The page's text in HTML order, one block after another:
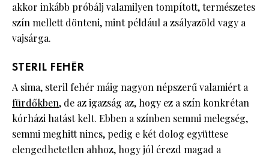
akkor inkább próbálj valamilyen tompított, természetes
szín mellett dönteni, mint például a zsályazöld vagy a
vajsárga.
STERIL FEHÉR
A sima, steril fehér máig nagyon népszerű valamiért a
fürdőkben, de az igazság az, hogy ez a szín konkrétan
kórházi hatást kelt. Ebben a színben semmi melegség,
semmi meghitt nincs, pedig e két dolog együttese
elengedhetetlen ahhoz, hogy jól érezd magad a